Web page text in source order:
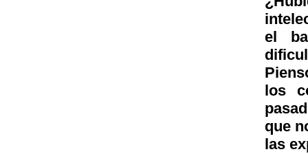
el
los
que
las